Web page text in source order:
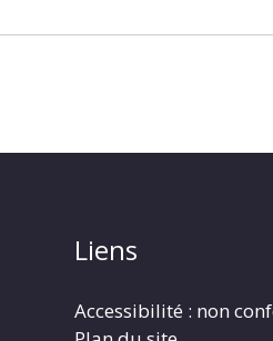
Liens
Accessibilité : non